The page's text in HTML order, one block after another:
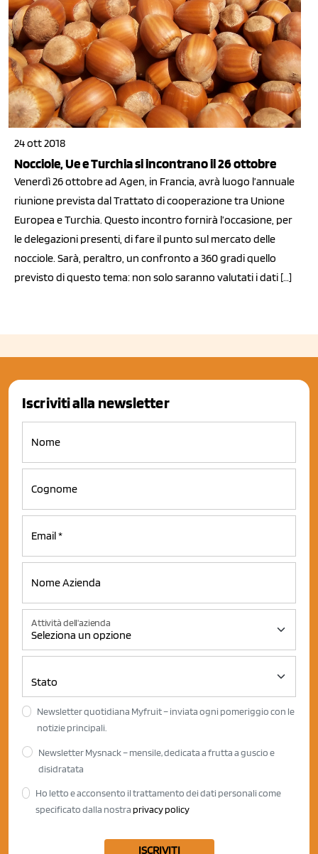
24 ott 2018
Nocciole, Ue e Turchia si incontrano il 26 ottobre
Venerdì 26 ottobre ad Agen, in Francia, avrà luogo l’annuale
riunione prevista dal Trattato di cooperazione tra Unione
Europea e Turchia. Questo incontro fornirà l’occasione, per
le delegazioni presenti, di fare il punto sul mercato delle
nocciole. Sarà, peraltro, un confronto a 360 gradi quello
previsto di questo tema: non solo saranno valutati i dati […]
Iscriviti alla newsletter
Attività dell'azienda
Newsletter quotidiana Myfruit – inviata ogni pomeriggio con le
notizie principali.
Newsletter Mysnack – mensile, dedicata a frutta a guscio e
disidratata
Ho letto e acconsento il trattamento dei dati personali come
specificato dalla nostra privacy policy
ISCRIVITI